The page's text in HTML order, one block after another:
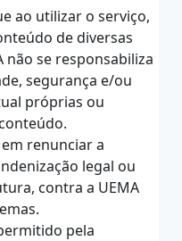
ao utilizar o serviço,
de diversas
não se responsabiliza
segurança e/ou
próprias ou
renunciar a
legal ou
contra a UEMA
pela